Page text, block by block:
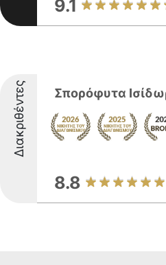
9.1
Διακριθέντες Σπορόφυτα
8.8